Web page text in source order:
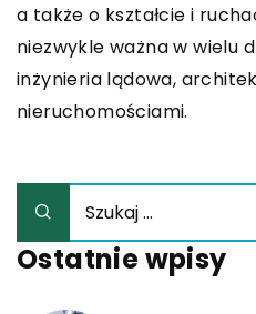
a także o kształcie i
niezwykle ważna w wielu
inżynieria lądowa,
nieruchomościami.
Ostatnie wpisy